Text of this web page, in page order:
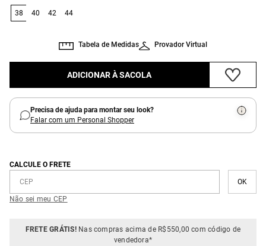
38 40 42 44
Provador Virtual
Tabela de Medidas
ADICIONAR À SACOLA
Precisa de ajuda para montar seu look?
Falar com um Personal Shopper
CALCULE O FRETE
Não sei meu CEP
FRETE GRÁTIS!Nas compras acima de R$550,00 com código de
vendedora*